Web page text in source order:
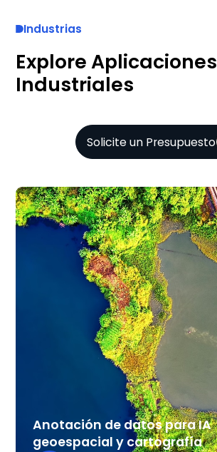
Industrias
Explore Aplicaciones
Industriales
Solicite un Presupuesto
Anotación de datos para IA
geoespacial y cartografía